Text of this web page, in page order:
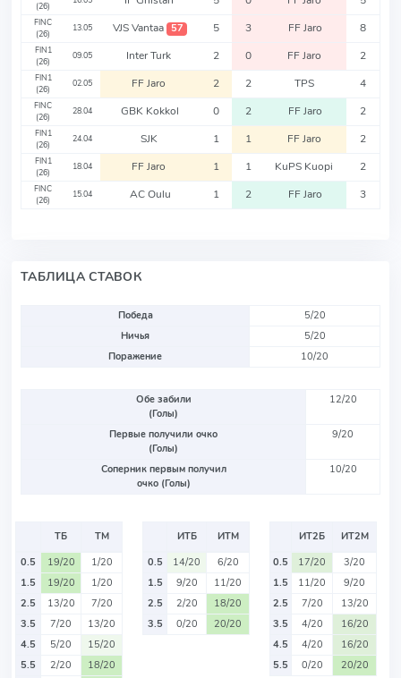
(26)
FINC
(26)
13.05 VJS Vantaa 57 5 3 FF Jaro 8
FIN1
(26)
09.05 Inter Turk 2 0 FF Jaro 2
FIN1
(26)
02.05 FF Jaro 2 2 TPS 4
FINC
(26)
28.04 GBK Kokkol 0 2 FF Jaro 2
FIN1
(26)
24.04 SJK 1 1 FF Jaro 2
FIN1
(26)
18.04 FF Jaro 1 1 KuPS Kuopi 2
FINC
(26)
15.04 AC Oulu 1 2 FF Jaro 3
ТАБЛИЦА СТАВОК
Победа
5/20
Ничья
5/20
Поражение
10/20
Обе забили
(Голы)
12/20
Первые получили очко
(Голы)
9/20
Соперник первым получил
очко (Голы)
10/20
ТБ
ТМ
0.5
19/20
1/20
1.5
19/20
1/20
2.5
13/20
7/20
3.5
7/20
13/20
4.5
5/20
15/20
5.5
2/20
18/20
ИТБ
ИТМ
0.5
14/20
6/20
1.5
9/20
11/20
2.5
2/20
18/20
3.5
0/20 20/20
ИТ2Б
ИТ2М
0.5
17/20
3/20
1.5
11/20
9/20
2.5
7/20
13/20
3.5
4/20
16/20
4.5
4/20
16/20
5.5
0/20 20/20